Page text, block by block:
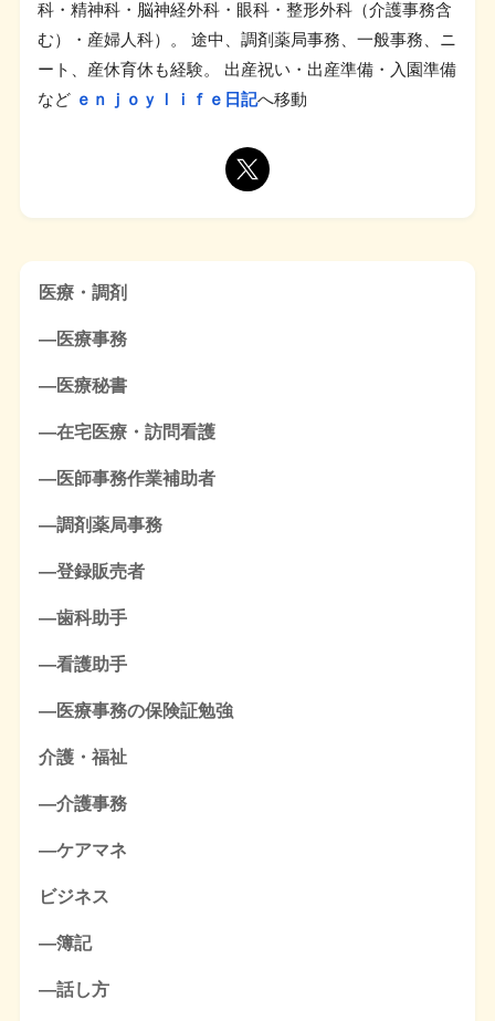
科・精神科・脳神経外科・眼科・整形外科（介護事務含
む）・産婦人科）。 途中、調剤薬局事務、一般事務、ニ
ート、産休育休も経験。 出産祝い・出産準備・入園準備
など ｅｎｊｏｙｌｉｆｅ日記へ移動
医療・調剤
―医療事務
―医療秘書
―在宅医療・訪問看護
―医師事務作業補助者
―調剤薬局事務
―登録販売者
―歯科助手
―看護助手
―医療事務の保険証勉強
介護・福祉
―介護事務
―ケアマネ
ビジネス
―簿記
―話し方